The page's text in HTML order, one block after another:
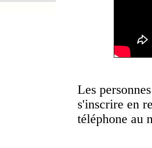
Les
s'inscrire en
téléphone au